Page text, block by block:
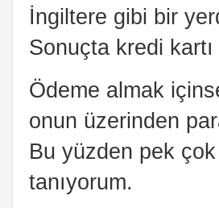
İngiltere gibi bir
Sonuçta kredi kartı
Ödeme almak
onun üzerinden
Bu yüzden pek çok
tanıyorum.